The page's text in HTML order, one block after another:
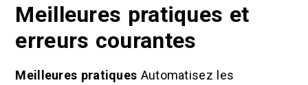
Meilleures pratiques et
erreurs courantes
Meilleures pratiques Automatisez les